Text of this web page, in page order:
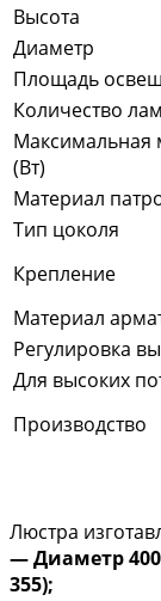
Высота
Диаметр
Площадь
Количество
Максимальная
(Вт)
Материал
Тип цоколя
Крепление
Материал
Регулировка
Для высоких
Производство
Люстра
— Диаметр
355);